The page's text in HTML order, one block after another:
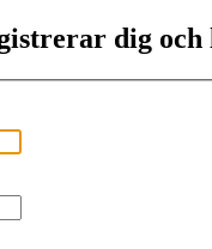
dig